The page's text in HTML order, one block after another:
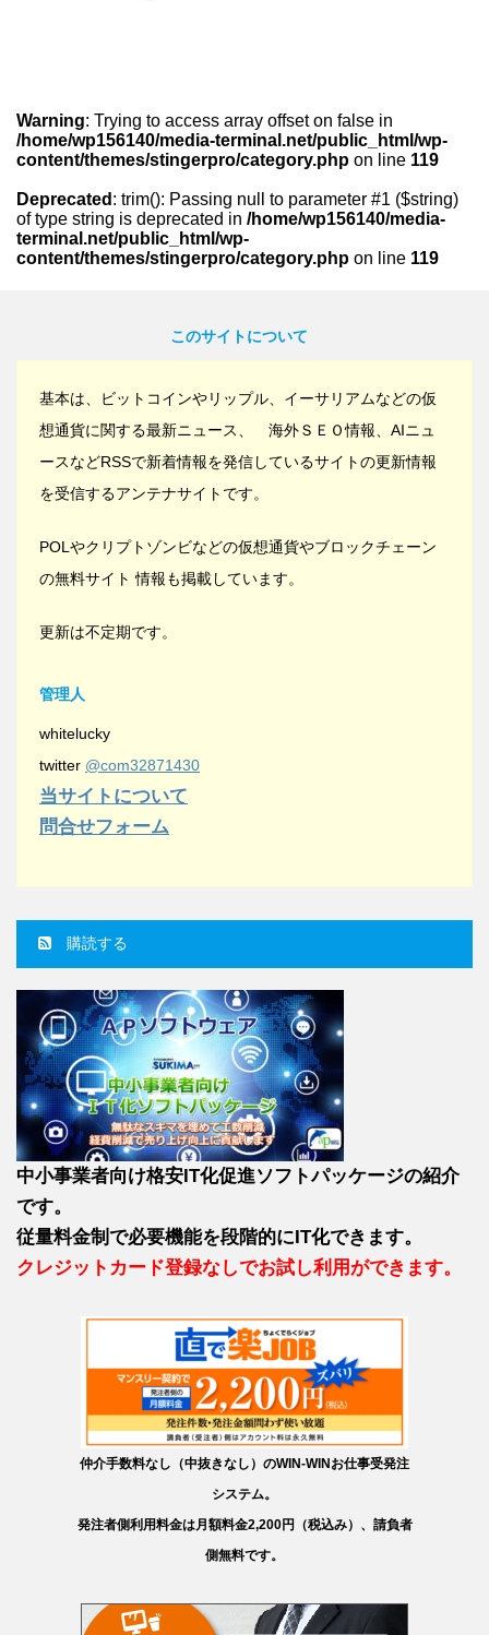
Warning: Trying to access array offset on false in
/home/wp156140/media-terminal.net/public_html/wp-
content/themes/stingerpro/category.php on line 119
Deprecated : trim(): Passing null to parameter #1 ($string)
of type string is deprecated in /home/wp156140/media-
terminal.net/public_html/wp-
content/themes/stingerpro/category.php on line 119
このサイトについて
基本は、ビットコインやリップル、イーサリアムなどの仮
想通貨に関する最新ニュース、 海外ＳＥＯ情報、AIニュ
ースなどRSSで新着情報を発信しているサイトの更新情報
を受信するアンテナサイトです。
POLやクリプトゾンビなどの仮想通貨やブロックチェーン
の無料サイト 情報も掲載しています。
更新は不定期です。
管理人
whitelucky
twitter @com32871430
当サイトについて
問合せフォーム
購読する
中小事業者向け格安IT化促進ソフトパッケージの紹介
です。
従量料金制で必要機能を段階的にIT化できます。
クレジットカード登録なしでお試し利用ができます。
仲介手数料なし（中抜きなし）のWIN-WINお仕事受発注
システム。
発注者側利用料金は月額料金2,200円（税込み）、請負者
側無料です。